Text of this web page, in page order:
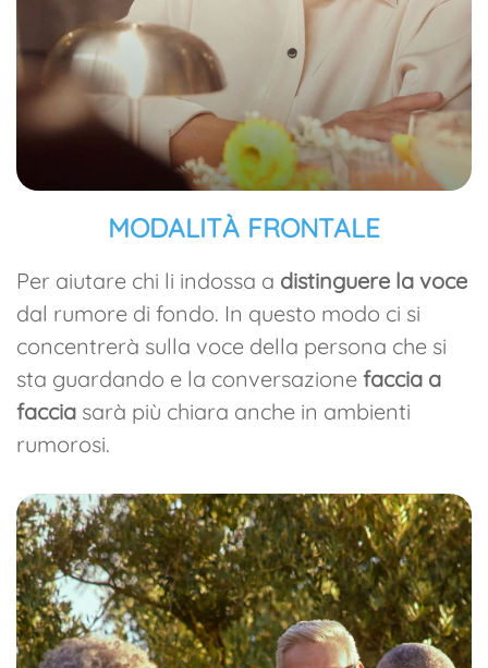
MODALITÀ FRONTALE
Per aiutare chi li indossa a distinguere la voce
dal rumore di fondo. In questo modo ci si
concentrerà sulla voce della persona che si
sta guardando e la conversazione faccia a
faccia sarà più chiara anche in ambienti
rumorosi.